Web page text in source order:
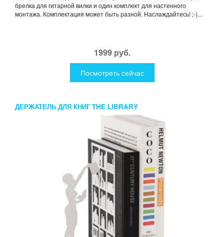
брелка для гитарной вилки и один комплект для настенного
монтажа. Комплектация может быть разной. Наслаждайтесь! ;-)...
1999 руб.
Посмотреть сейчас
ДЕРЖАТЕЛЬ ДЛЯ КНИГ THE LIBRARY